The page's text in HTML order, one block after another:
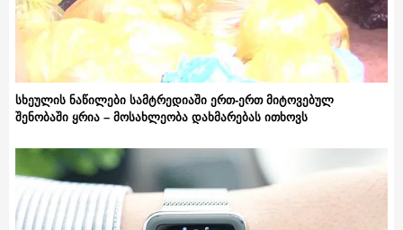
სხეულის ნაწილები სამტრედიაში ერთ-ერთ მიტოვებულ
შენობაში ყრია – მოსახლეობა დახმარებას ითხოვს